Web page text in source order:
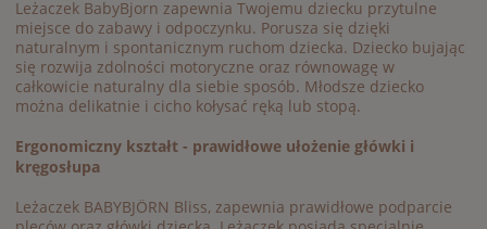
Leżaczek BabyBjorn zapewnia Twojemu dziecku przytulne
miejsce do zabawy i odpoczynku. Porusza się dzięki
naturalnym i spontanicznym ruchom dziecka. Dziecko bujając
się rozwija zdolności motoryczne oraz równowagę w
całkowicie naturalny dla siebie sposób. Młodsze dziecko
można delikatnie i cicho kołysać ręką lub stopą.
Ergonomiczny kształt - prawidłowe ułożenie główki i
kręgosłupa
Leżaczek BABYBJÖRN Bliss, zapewnia prawidłowe podparcie